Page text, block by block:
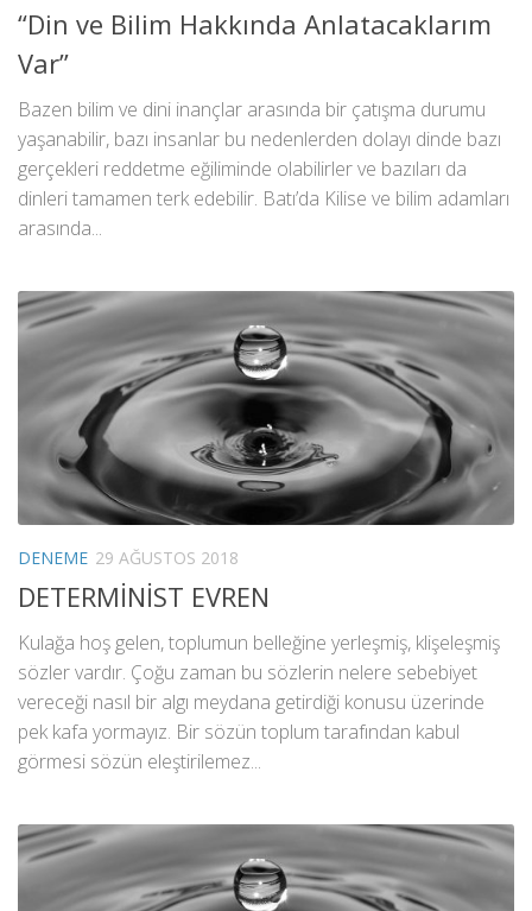
“Din ve Bilim Hakkında Anlatacaklarım
Var”
Bazen bilim ve dini inançlar arasında bir çatışma durumu
yaşanabilir, bazı insanlar bu nedenlerden dolayı dinde bazı
gerçekleri reddetme eğiliminde olabilirler ve bazıları da
dinleri tamamen terk edebilir. Batı’da Kilise ve bilim adamları
arasında...
DENEME 29 AĞUSTOS 2018
DETERMİNİST EVREN
Kulağa hoş gelen, toplumun belleğine yerleşmiş, klişeleşmiş
sözler vardır. Çoğu zaman bu sözlerin nelere sebebiyet
vereceği nasıl bir algı meydana getirdiği konusu üzerinde
pek kafa yormayız. Bir sözün toplum tarafından kabul
görmesi sözün eleştirilemez...